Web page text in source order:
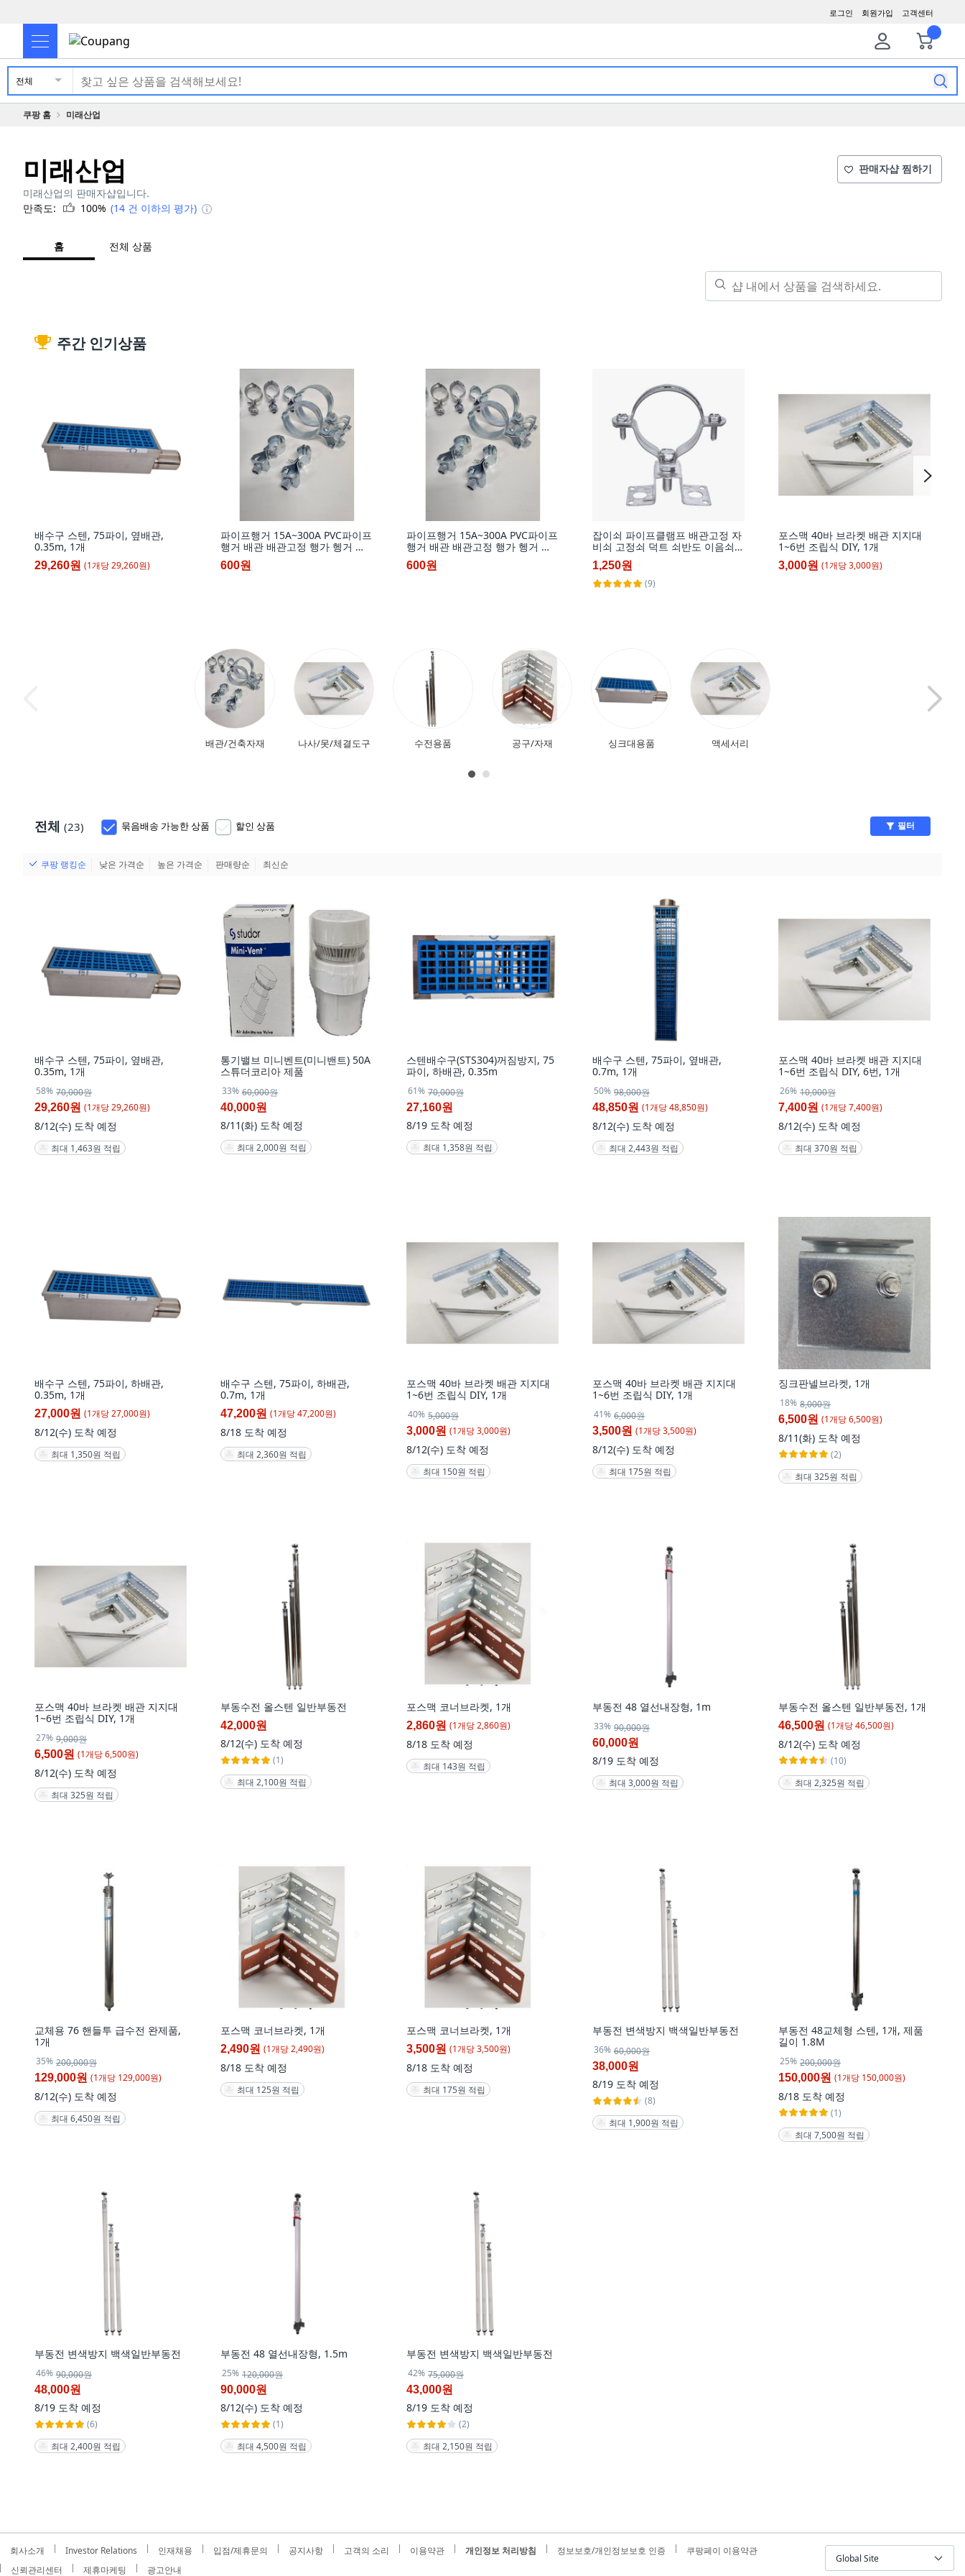
고객센터
회원가입
로그인
전체
쿠팡 홈 미래산업
미래산업
미래산업의 판매자샵입니다.
만족도:
100% (14 건 이하의 평가)
판매자샵 찜하기
홈 전체 상품
주간 인기상품
배수구 스텐, 75파이, 옆배관,
0.35m, 1개
29,260원 (1개당29,260원)
파이프행거 15A~300A PVC파이프
행거 배관 배관고정 행가 헹거 헹
가 철 고정쇠, 추가상품만 구매시
클릭!(택배비 600원 추가
600원
파이프행거 15A~300A PVC파이프
행거 배관 배관고정 행가 헹거 헹
가 철 고정쇠, 15A
600원
잡이쇠 파이프클램프 배관고정 자
비쇠 고정쇠 덕트 쇠반도 이음쇠
수도배관자재
1,250원
(9)
포스맥 40바 브라켓 배관 지지대
1~6번 조립식 DIY, 1개
3,000원 (1개당3,000원)
배관/건축자재 나사/못/체결도구 수전용품 공구/자재 싱크대용품 액세서리
전체 (23) 묶음배송 가능한 상품 할인 상품 필터
쿠팡 랭킹순 낮은 가격순 높은 가격순 판매량순 최신순
배수구 스텐, 75파이, 옆배관,
0.35m, 1개
58% 70,000원
29,260원 (1개당29,260원)
8/12(수) 도착 예정
최대 1,463원 적립
통기밸브 미니벤트(미니밴트) 50A
스튜더코리아 제품
33% 60,000원
40,000원
8/11(화) 도착 예정
최대 2,000원 적립
스텐배수구(STS304)꺼짐방지, 75
파이, 하배관, 0.35m
61% 70,000원
27,160원
8/19 도착 예정
최대 1,358원 적립
배수구 스텐, 75파이, 옆배관,
0.7m, 1개
50% 98,000원
48,850원 (1개당48,850원)
8/12(수) 도착 예정
최대 2,443원 적립
포스맥 40바 브라켓 배관 지지대
1~6번 조립식 DIY, 6번, 1개
26% 10,000원
7,400원 (1개당7,400원)
8/12(수) 도착 예정
최대 370원 적립
배수구 스텐, 75파이, 하배관,
0.35m, 1개
27,000원 (1개당27,000원)
8/12(수) 도착 예정
최대 1,350원 적립
배수구 스텐, 75파이, 하배관,
0.7m, 1개
47,200원 (1개당47,200원)
8/18 도착 예정
최대 2,360원 적립
포스맥 40바 브라켓 배관 지지대
1~6번 조립식 DIY, 1개
40% 5,000원
3,000원 (1개당3,000원)
8/12(수) 도착 예정
최대 150원 적립
포스맥 40바 브라켓 배관 지지대
1~6번 조립식 DIY, 1개
41% 6,000원
3,500원 (1개당3,500원)
8/12(수) 도착 예정
최대 175원 적립
징크판넬브라켓, 1개
18% 8,000원
6,500원 (1개당6,500원)
8/11(화) 도착 예정
(2)
최대 325원 적립
포스맥 40바 브라켓 배관 지지대
1~6번 조립식 DIY, 1개
27% 9,000원
6,500원 (1개당6,500원)
8/12(수) 도착 예정
최대 325원 적립
부동수전 올스텐 일반부동전
42,000원
8/12(수) 도착 예정
(1)
최대 2,100원 적립
포스맥 코너브라켓, 1개
2,860원 (1개당2,860원)
8/18 도착 예정
최대 143원 적립
부동전 48 열선내장형, 1m
33% 90,000원
60,000원
8/19 도착 예정
최대 3,000원 적립
부동수전 올스텐 일반부동전, 1개
46,500원 (1개당46,500원)
8/12(수) 도착 예정
(10)
최대 2,325원 적립
교체용 76 핸들투 급수전 완제품,
1개
35% 200,000원
129,000원 (1개당 129,000원)
8/12(수) 도착 예정
최대 6,450원 적립
포스맥 코너브라켓, 1개
2,490원 (1개당2,490원)
8/18 도착 예정
최대 125원 적립
포스맥 코너브라켓, 1개
3,500원 (1개당3,500원)
8/18 도착 예정
최대 175원 적립
부동전 변색방지 백색일반부동전
36% 60,000원
38,000원
8/19 도착 예정
(8)
최대 1,900원 적립
부동전 48교체형 스텐, 1개, 제품
길이 1.8M
25% 200,000원
150,000원 (1개당 150,000원)
8/18 도착 예정
(1)
최대 7,500원 적립
부동전 변색방지 백색일반부동전
46% 90,000원
48,000원
8/19 도착 예정
(6)
최대 2,400원 적립
부동전 48 열선내장형, 1.5m
25% 120,000원
90,000원
8/12(수) 도착 예정
(1)
최대 4,500원 적립
부동전 변색방지 백색일반부동전
42% 75,000원
43,000원
8/19 도착 예정
(2)
최대 2,150원 적립
회사소개 Investor Relations 인재채용 입점/제휴문의 공지사항 고객의 소리 이용약관 개인정보 처리방침 정보보호/개인정보보호 인증
쿠팡페이 이용약관
신뢰관리센터
제휴마케팅 광고안내
Global Site